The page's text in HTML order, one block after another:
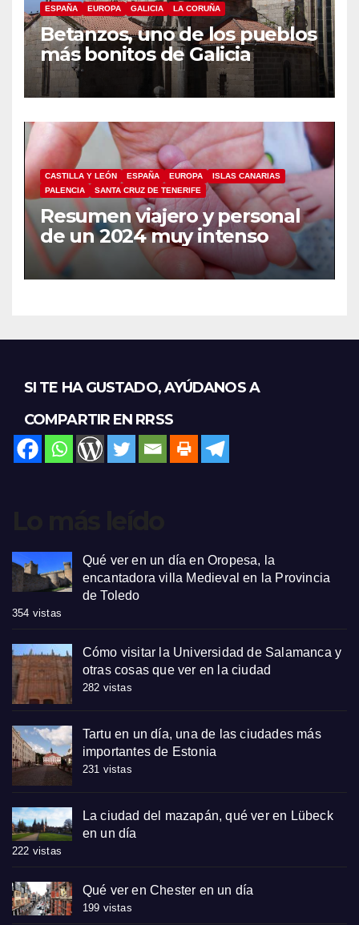
ESPAÑA EUROPA GALICIA LA CORUÑA
Betanzos, uno de los pueblos
más bonitos de Galicia
CASTILLA Y LEÓN ESPAÑA EUROPA
ISLAS CANARIAS
PALENCIA
SANTA CRUZ DE TENERIFE
Resumen viajero y personal
de un 2024 muy intenso
SI TE HA GUSTADO, AYÚDANOS A
COMPARTIR EN RRSS
Qué ver en un día en Oropesa, la
encantadora villa Medieval en la Provincia
de Toledo
354 vistas
Cómo visitar la Universidad de Salamanca y
otras cosas que ver en la ciudad
282 vistas
Tartu en un día, una de las ciudades más
importantes de Estonia
231 vistas
La ciudad del mazapán, qué ver en Lübeck
en un día
222 vistas
Qué ver en Chester en un día
199 vistas